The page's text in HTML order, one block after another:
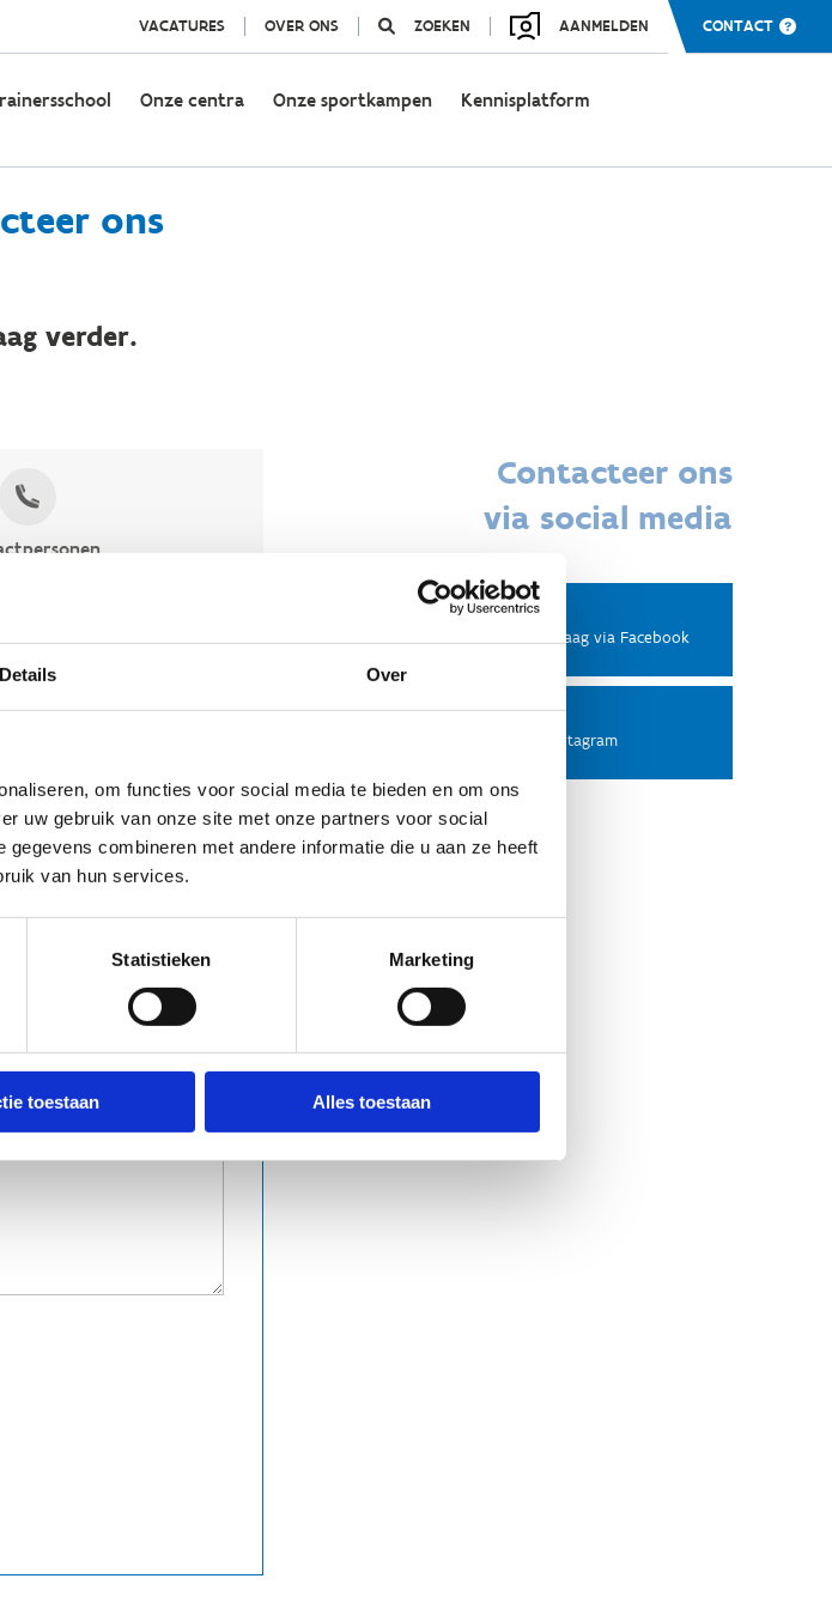
Details Over
om functies voor social media te bieden en om ons
uw gebruik van onze site met onze partners voor social
combineren met andere informatie die u aan ze heeft
van hun services.
Statistieken Marketing
toestaan Alles toestaan
VACATURES OVER ONS ZOEKEN AANMELDEN CONTACT
Onze centra Onze sportkampen Kennisplatform
ons
verder.
Contacteer ons
via social media
Facebook
Stel ons een vraag via Facebook
Instagram
Volg ons op Instagram